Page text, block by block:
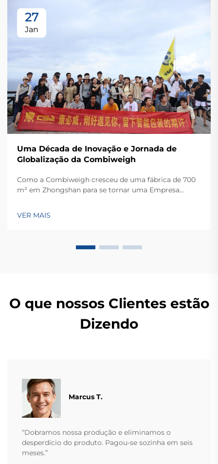
27
Jan
Uma Década de Inovação e Jornada de
Globalização da Combiweigh
Como a Combiweigh cresceu de uma fábrica de 700
m² em Zhongshan para se tornar uma Empresa
pesagem — solicite ainda hoje uma consulta global
VER MAIS
O que nossos Clientes estão
Dizendo
Marcus T.
“Dobramos nossa produção e eliminamos o
desperdício do produto. Pagou-se sozinha em seis
meses.”